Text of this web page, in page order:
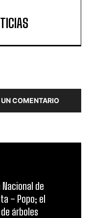
COMENTARIO
de
– Popo; el
árboles